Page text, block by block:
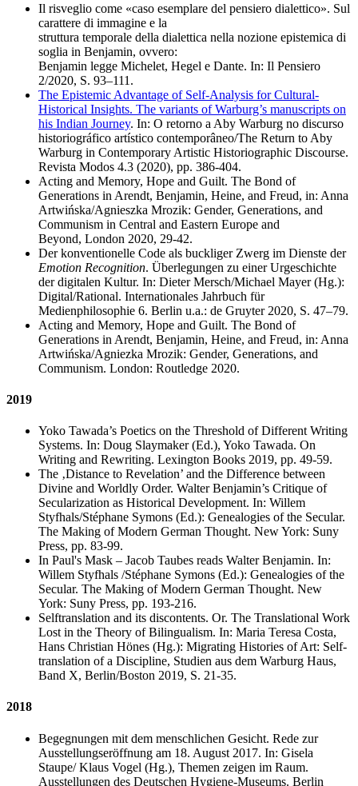
Il risveglio come «caso esemplare del pensiero dialettico». Sul
carattere di immagine e la
struttura temporale della dialettica nella nozione epistemica di
soglia in Benjamin, ovvero:
Benjamin legge Michelet, Hegel e Dante. In: Il Pensiero
2/2020, S. 93–111.
The Epistemic Advantage of Self-Analysis for Cultural-
Historical Insights. The variants of Warburg’s manuscripts on
his Indian Journey. In: O retorno a Aby Warburg no discurso
historiográfico artístico contemporâneo/The Return to Aby
Warburg in Contemporary Artistic Historiographic Discourse.
Revista Modos 4.3 (2020), pp. 386-404.
Acting and Memory, Hope and Guilt. The Bond of
Generations in Arendt, Benjamin, Heine, and Freud, in: Anna
Artwińska/Agnieszka Mrozik: Gender, Generations, and
Communism in Central and Eastern Europe and
Beyond, London 2020, 29-42.
Der konventionelle Code als buckliger Zwerg im Dienste der
Emotion Recognition. Überlegungen zu einer Urgeschichte
der digitalen Kultur. In: Dieter Mersch/Michael Mayer (Hg.):
Digital/Rational. Internationales Jahrbuch für
Medienphilosophie 6. Berlin u.a.: de Gruyter 2020, S. 47–79.
Acting and Memory, Hope and Guilt. The Bond of
Generations in Arendt, Benjamin, Heine, and Freud, in: Anna
Artwińska/Agniezka Mrozik: Gender, Generations, and
Communism. London: Routledge 2020.
2019
Yoko Tawada’s Poetics on the Threshold of Different Writing
Systems. In: Doug Slaymaker (Ed.), Yoko Tawada. On
Writing and Rewriting. Lexington Books 2019, pp. 49-59.
The ‚Distance to Revelation’ and the Difference between
Divine and Worldly Order. Walter Benjamin’s Critique of
Secularization as Historical Development. In: Willem
Styfhals/Stéphane Symons (Ed.): Genealogies of the Secular.
The Making of Modern German Thought. New York: Suny
Press, pp. 83-99.
In Paul's Mask – Jacob Taubes reads Walter Benjamin. In:
Willem Styfhals /Stéphane Symons (Ed.): Genealogies of the
Secular. The Making of Modern German Thought. New
York: Suny Press, pp. 193-216.
Selftranslation and its discontents. Or. The Translational Work
Lost in the Theory of Bilingualism. In: Maria Teresa Costa,
Hans Christian Hönes (Hg.): Migrating Histories of Art: Self-
translation of a Discipline, Studien aus dem Warburg Haus,
Band X, Berlin/Boston 2019, S. 21-35.
2018
Begegnungen mit dem menschlichen Gesicht. Rede zur
Ausstellungseröffnung am 18. August 2017. In: Gisela
Staupe/ Klaus Vogel (Hg.), Themen zeigen im Raum.
Ausstellungen des Deutschen Hygiene-Museums. Berlin